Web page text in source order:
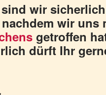
wir
wir uns
getroffen
dürft Ihr